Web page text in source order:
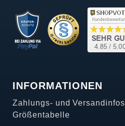
INFORMATIONEN
Zahlungs- und Versandinfos
Größentabelle